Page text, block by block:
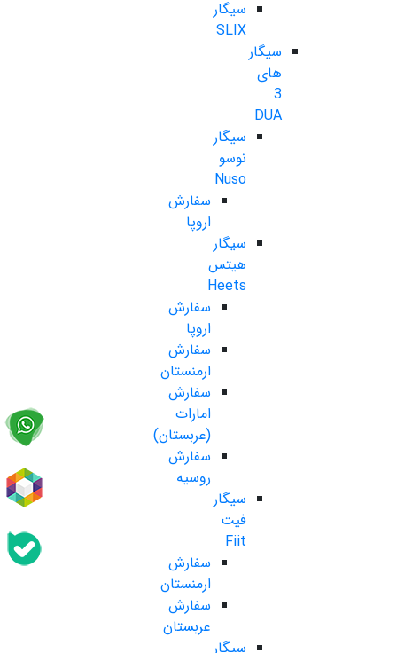
سیگار
SLIX
سیگار
های
3
DUA
سیگار
نوسو
Nuso
سفارش
اروپا
سیگار
هیتس
Heets
سفارش
اروپا
سفارش
ارمنستان
سفارش
امارات
(عربستان)
سفارش
روسیه
سیگار
فیت
Fiit
سفارش
ارمنستان
سفارش
عربستان
سیگار